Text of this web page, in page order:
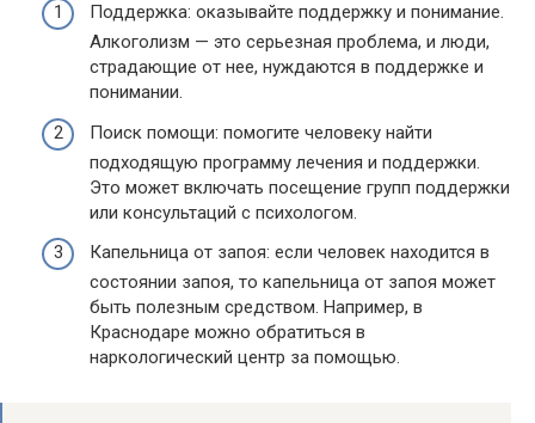
Поддержка: оказывайте поддержку и понимание.
Алкоголизм — это серьезная проблема, и люди,
страдающие от нее, нуждаются в поддержке и
понимании.
Поиск помощи: помогите человеку найти
подходящую программу лечения и поддержки.
Это может включать посещение групп поддержки
или консультаций с психологом.
Капельница от запоя: если человек находится в
состоянии запоя, то капельница от запоя может
быть полезным средством. Например, в
Краснодаре можно обратиться в
наркологический центр за помощью.